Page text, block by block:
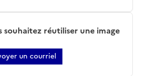
souhaitez réutiliser une image
un courriel